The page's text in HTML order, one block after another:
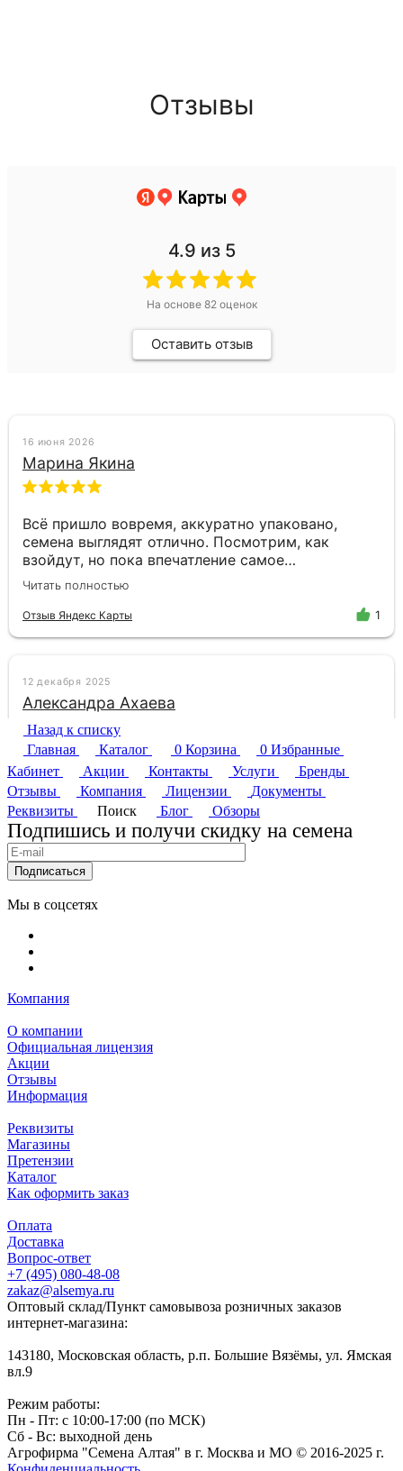
Назад к списку
Главная
Каталог 0 Корзина 0 Избранные
Кабинет
Акции Контакты Услуги
Бренды
Отзывы
Компания Лицензии
Документы
Реквизиты
Поиск Блог Обзоры
Подпишись и получи скидку на семена
Подписаться
Мы в соцсетях
Компания
О компании
Официальная лицензия
Акции
Отзывы
Информация
Реквизиты
Магазины
Претензии
Каталог
Как оформить заказ
Оплата
Доставка
Вопрос-ответ
+7 (495) 080-48-08
zakaz@alsemya.ru
Оптовый склад/Пункт самовывоза розничных заказов
интернет-магазина:
143180, Московская область, р.п. Большие Вязёмы, ул. Ямская
вл.9
Режим работы:
Пн - Пт: с 10:00-17:00 (по МСК)
Сб - Вс: выходной день
Агрофирма "Семена Алтая" в г. Москва и МО © 2016-2025 г.